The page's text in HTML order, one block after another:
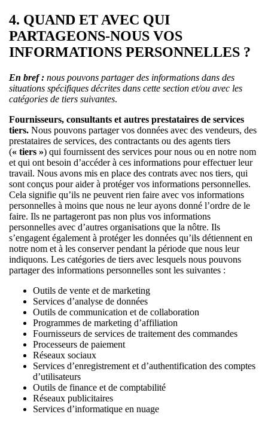
4. QUAND ET AVEC QUI
PARTAGEONS-NOUS VOS
INFORMATIONS PERSONNELLES ?
En bref : nous pouvons partager des informations dans des
situations spécifiques décrites dans cette section et/ou avec les
catégories de tiers suivantes.
Fournisseurs, consultants et autres prestataires de services
tiers. Nous pouvons partager vos données avec des vendeurs, des
prestataires de services, des contractants ou des agents tiers
(« tiers ») qui fournissent des services pour nous ou en notre nom
et qui ont besoin d’accéder à ces informations pour effectuer leur
travail. Nous avons mis en place des contrats avec nos tiers, qui
sont conçus pour aider à protéger vos informations personnelles.
Cela signifie qu’ils ne peuvent rien faire avec vos informations
personnelles à moins que nous ne leur ayons donné l’ordre de le
faire. Ils ne partageront pas non plus vos informations
personnelles avec d’autres organisations que la nôtre. Ils
s’engagent également à protéger les données qu’ils détiennent en
notre nom et à les conserver pendant la période que nous leur
indiquons. Les catégories de tiers avec lesquels nous pouvons
partager des informations personnelles sont les suivantes :
Outils de vente et de marketing
Services d’analyse de données
Outils de communication et de collaboration
Programmes de marketing d’affiliation
Fournisseurs de services de traitement des commandes
Processeurs de paiement
Réseaux sociaux
Services d’enregistrement et d’authentification des comptes
d’utilisateurs
Outils de finance et de comptabilité
Réseaux publicitaires
Services d’informatique en nuage